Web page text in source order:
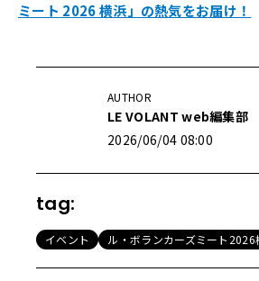
ミート 2026 横浜」の熱気をお届け！
AUTHOR
LE VOLANT web編集部
2026/06/04 08:00
tag:
イベント ル・ボランカーズミート2026